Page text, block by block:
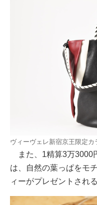
ヴィーヴェレ新宿京王限定カ
また、1精算3万3000
は、自然の葉っぱをモ
ィーがプレゼントされる